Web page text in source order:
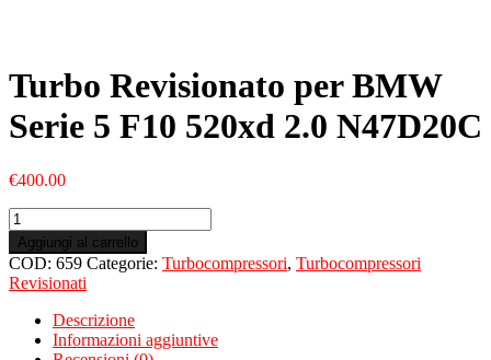
Turbo Revisionato per BMW
Serie 5 F10 520xd 2.0 N47D20C
€400.00
Turbo
Revisionato
per
BMW
Serie
520xd
Aggiungi al carrello
COD: 659 Categorie: Turbocompressori, Turbocompressori
Revisionati
Descrizione
Informazioni aggiuntive